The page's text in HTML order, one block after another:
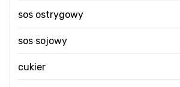
sos ostrygowy
sos sojowy
cukier